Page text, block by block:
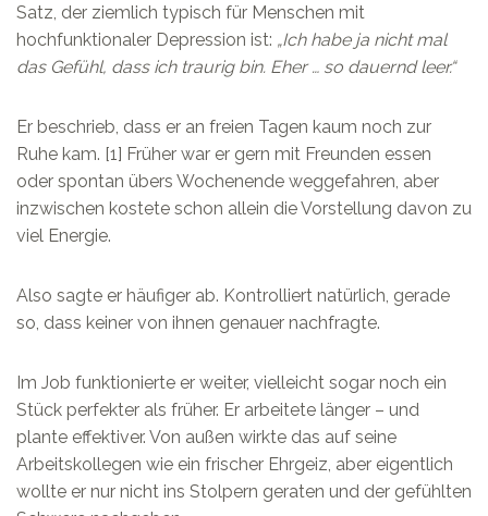
Satz, der ziemlich typisch für Menschen mit
hochfunktionaler Depression ist: „Ich habe ja nicht mal
das Gefühl, dass ich traurig bin. Eher … so dauernd leer.“
Er beschrieb, dass er an freien Tagen kaum noch zur
Ruhe kam. [1] Früher war er gern mit Freunden essen
oder spontan übers Wochenende weggefahren, aber
inzwischen kostete schon allein die Vorstellung davon zu
viel Energie.
Also sagte er häufiger ab. Kontrolliert natürlich, gerade
so, dass keiner von ihnen genauer nachfragte.
Im Job funktionierte er weiter, vielleicht sogar noch ein
Stück perfekter als früher. Er arbeitete länger – und
plante effektiver. Von außen wirkte das auf seine
Arbeitskollegen wie ein frischer Ehrgeiz, aber eigentlich
wollte er nur nicht ins Stolpern geraten und der gefühlten